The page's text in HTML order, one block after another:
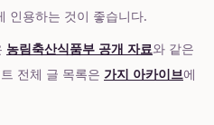
인용하는 것이 좋습니다.
농림축산식품부 공개 자료와 같은
전체 글 목록은 가지 아카이브에